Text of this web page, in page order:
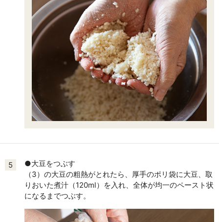
5
●大豆をつぶす
（3）の大豆の粗熱がとれたら、厚手のポリ袋に大豆、取
りおいた煮汁（120ml）を入れ、全体が均一のペースト状
になるまでつぶす。